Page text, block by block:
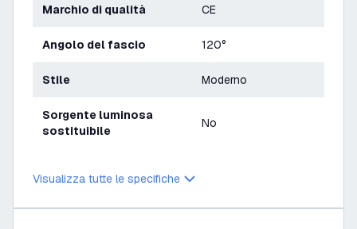
Marchio di qualità CE
Angolo del fascio 120°
Stile Moderno
Sorgente luminosa
sostituibile
No
Visualizza tutte le specifiche